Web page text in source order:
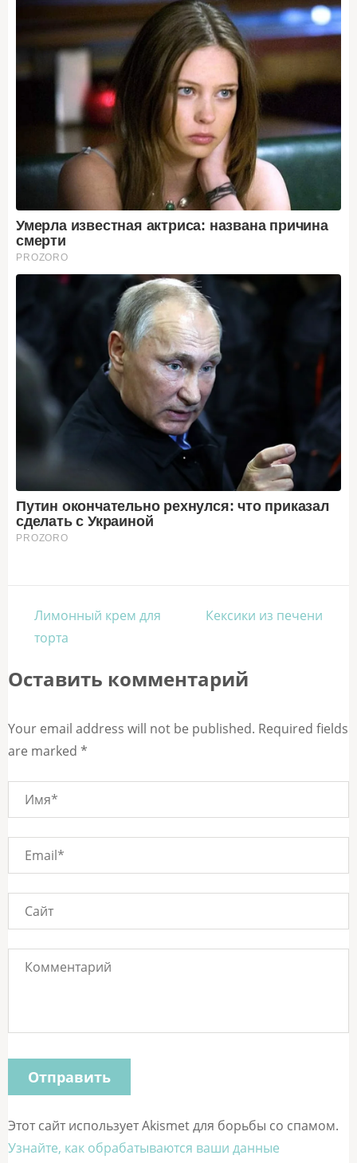
Навигация
по
Лимонный крем для
торта
Кексики из печени
Оставить комментарий
Your email address will not be published. Required fields
are marked *
Этот сайт использует Akismet для борьбы со спамом.
Узнайте, как обрабатываются ваши данные